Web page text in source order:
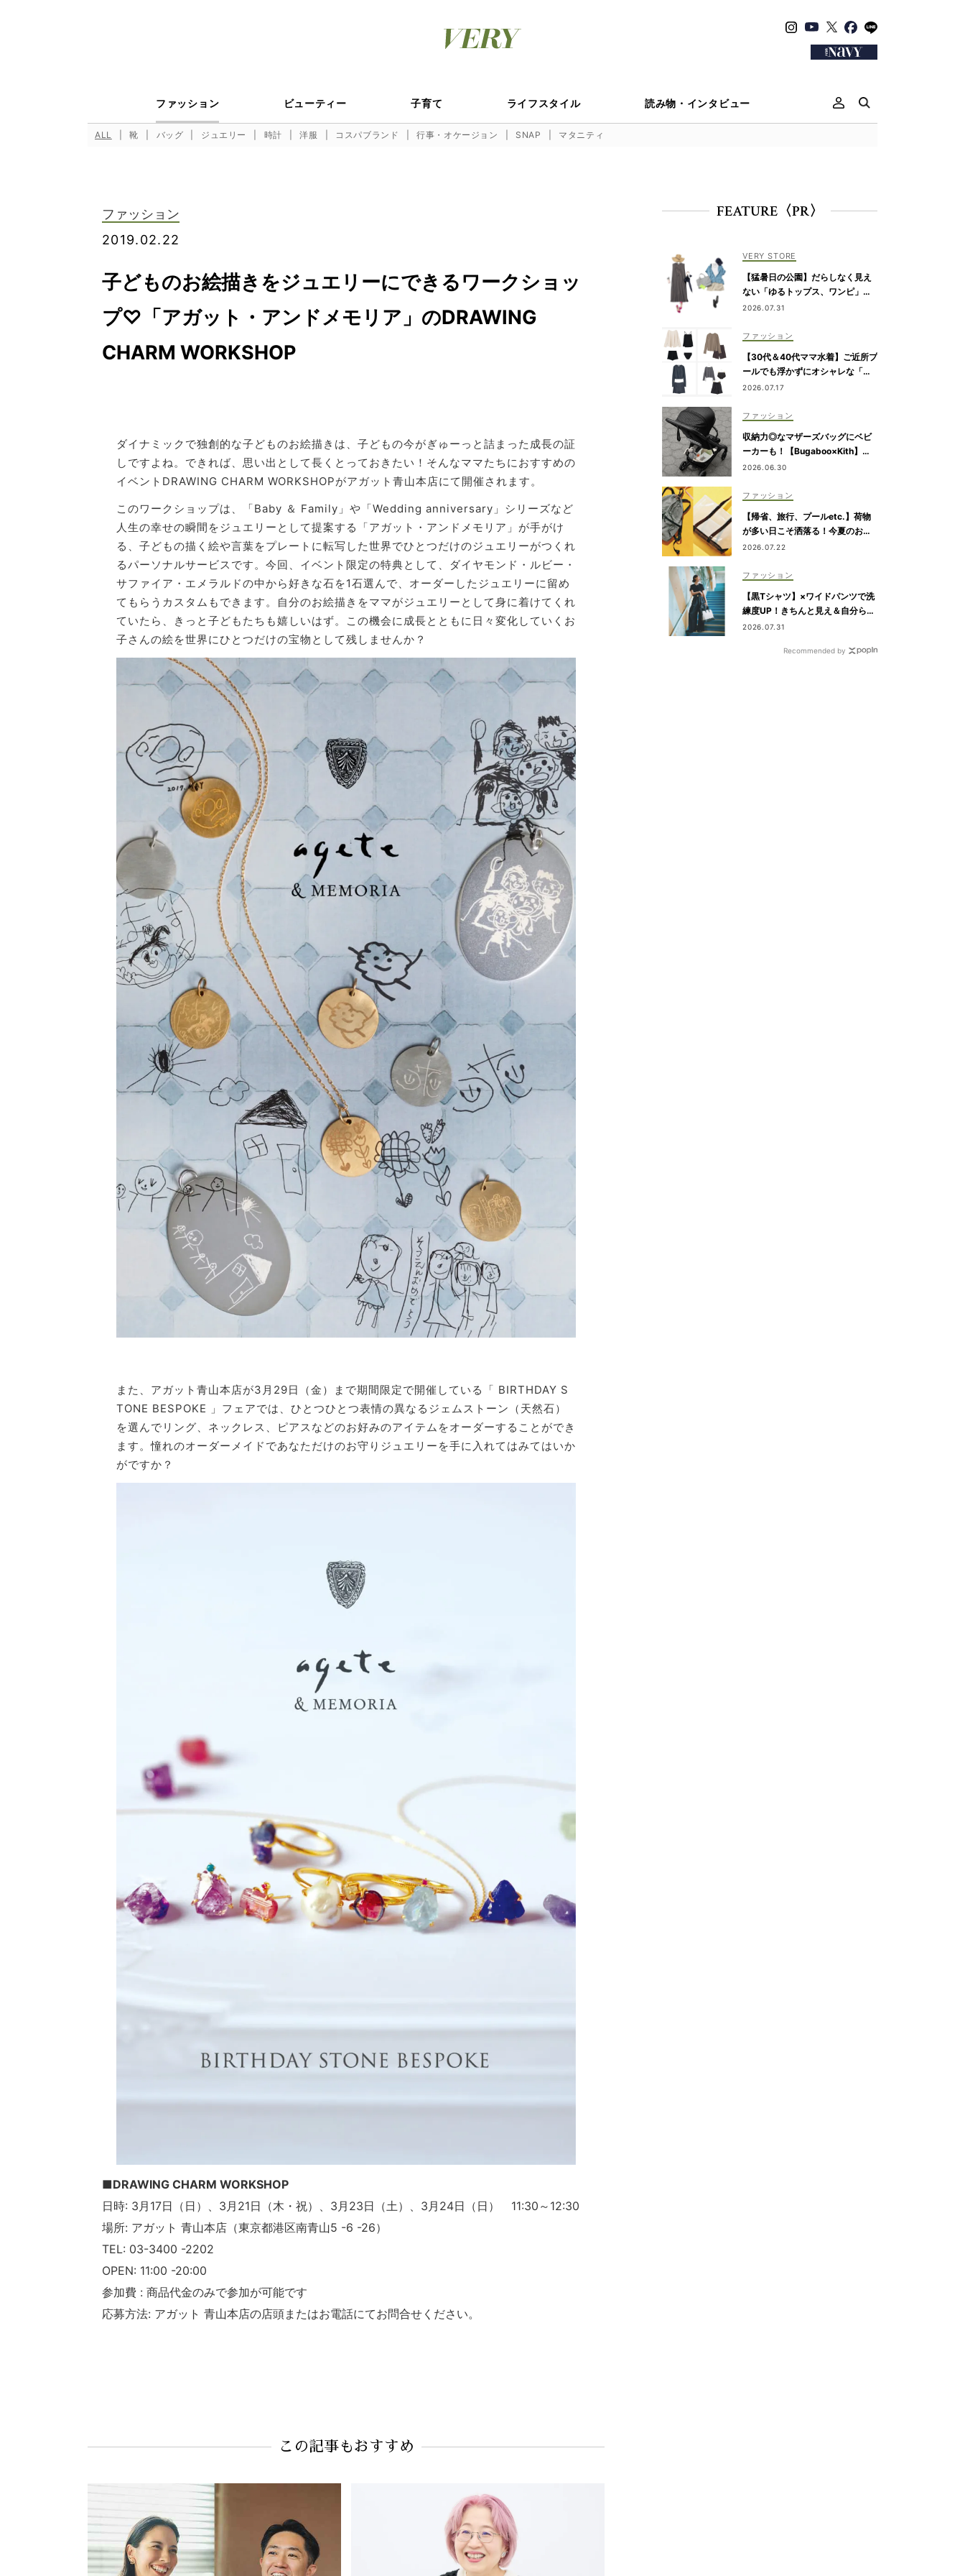
ファッション ビューティー 子育て ライフスタイル 読み物・インタビュー
ALL 靴 バッグ ジュエリー 時計 洋服 コスパブランド 行事・オケージョン SNAP マタニティ
ファッション
2019.02.22
子どものお絵描きをジュエリーにできるワークショッ
プ♡「アガット・アンドメモリア」のDRAWING
CHARM WORKSHOP
ダイナミックで独創的な子どものお絵描きは、子どもの今がぎゅーっと詰まった成長の証
しですよね。できれば、思い出として長くとっておきたい！そんなママたちにおすすめの
イベントDRAWING CHARM WORKSHOPがアガット青山本店にて開催されます。
このワークショップは、「Baby ＆ Family」や「Wedding anniversary」シリーズなど
人生の幸せの瞬間をジュエリーとして提案する「アガット・アンドメモリア」が手がけ
る、子どもの描く絵や言葉をプレートに転写した世界でひとつだけのジュエリーがつくれ
るパーソナルサービスです。今回、イベント限定の特典として、ダイヤモンド・ルビー・
サファイア・エメラルドの中から好きな石を1石選んで、オーダーしたジュエリーに留め
てもらうカスタムもできます。自分のお絵描きをママがジュエリーとして身に着けてくれ
ていたら、きっと子どもたちも嬉しいはず。この機会に成長とともに日々変化していくお
子さんの絵を世界にひとつだけの宝物として残しませんか？
また、アガット青山本店が3月29日（金）まで期間限定で開催している「 BIRTHDAY S
TONE BESPOKE 」フェアでは、ひとつひとつ表情の異なるジェムストーン（天然石）
を選んでリング、ネックレス、ピアスなどのお好みのアイテムをオーダーすることができ
ます。憧れのオーダーメイドであなただけのお守りジュエリーを手に入れてはみてはいか
がですか？
■DRAWING CHARM WORKSHOP
日時: 3月17日（日）、3月21日（木・祝）、3月23日（土）、3月24日（日） 11:30～12:30
場所: アガット 青山本店（東京都港区南青山5 -6 -26）
TEL: 03-3400 -2202
OPEN: 11:00 -20:00
参加費 : 商品代金のみで参加が可能です
応募方法: アガット 青山本店の店頭またはお電話にてお問合せください。
この記事もおすすめ
FEATURE〈PR〉
VERY STORE
【猛暑日の公園】だらしなく見え
ない「ゆるトップス、ワンピ」コ
ーデ
2026.07.31
ファッション
【30代＆40代ママ水着】ご近所プ
ールでも浮かずにオシャレな「ラ
ッシュガード＆ショートパンツセ
2026.07.17
ファッション
収納力◎なマザーズバッグにベビ
ーカーも！【Bugaboo×Kith】が
限定コラボ
2026.06.30
ファッション
【帰省、旅行、プールetc.】荷物
が多い日こそ洒落る！今夏のお出
かけ名品「トート＆リュック」５
2026.07.22
ファッション
【黒Tシャツ】×ワイドパンツで洗
練度UP！きちんと見え＆自分らし
さを両立
2026.07.31
Recommended by